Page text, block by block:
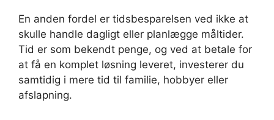
En anden fordel er tidsbesparelsen ved ikke at
skulle handle dagligt eller planlægge måltider.
Tid er som bekendt penge, og ved at betale for
at få en komplet løsning leveret, investerer du
samtidig i mere tid til familie, hobbyer eller
afslapning.